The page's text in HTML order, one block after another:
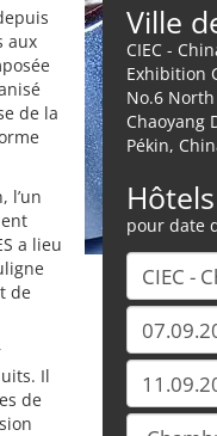
aux
de la
l’un
a lieu
de
Il
de
Ville
CIEC -
Exhibition
No.6
Chaoyang
Pékin,
Hôtels
pour date